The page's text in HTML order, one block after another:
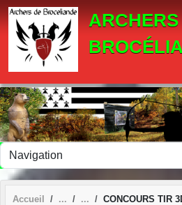
ARCHERS
Accueil CONCOURS TIR
Panneau de gestion des cookies